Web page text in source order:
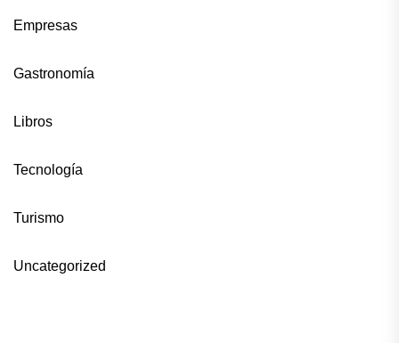
Empresas
Gastronomía
Libros
Tecnología
Turismo
Uncategorized